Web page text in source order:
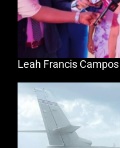
Leah Francis Campos